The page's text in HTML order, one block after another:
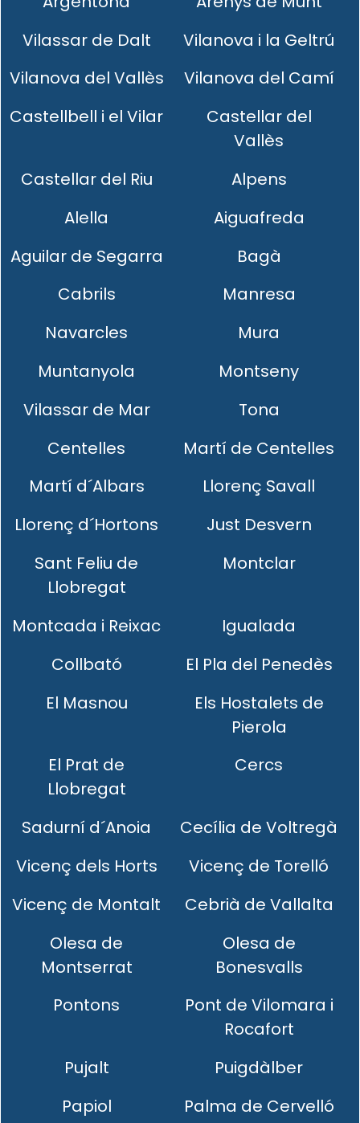
Vilassar de Dalt
Vilanova i la Geltrú
Vilanova del Vallès
Vilanova del Camí
Castellbell i el Vilar
Castellar del
Vallès
Castellar del Riu
Alpens
Alella
Aiguafreda
Aguilar de Segarra
Bagà
Cabrils
Manresa
Navarcles
Mura
Muntanyola
Montseny
Vilassar de Mar
Tona
Centelles
Martí de Centelles
Martí d´Albars
Llorenç Savall
Llorenç d´Hortons
Just Desvern
Sant Feliu de
Llobregat
Montclar
Montcada i Reixac
Igualada
Collbató
El Pla del Penedès
El Masnou
Els Hostalets de
Pierola
El Prat de
Llobregat
Cercs
Sadurní d´Anoia
Cecília de Voltregà
Vicenç dels Horts
Vicenç de Torelló
Vicenç de Montalt
Cebrià de Vallalta
Olesa de
Montserrat
Olesa de
Bonesvalls
Pontons
Pont de Vilomara i
Rocafort
Pujalt
Puigdàlber
Papiol
Palma de Cervelló